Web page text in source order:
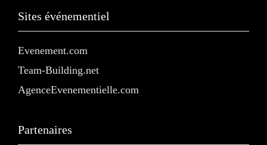
Sites événementiel
Evenement.com
Team-Building.net
AgenceEvenementielle.com
Partenaires